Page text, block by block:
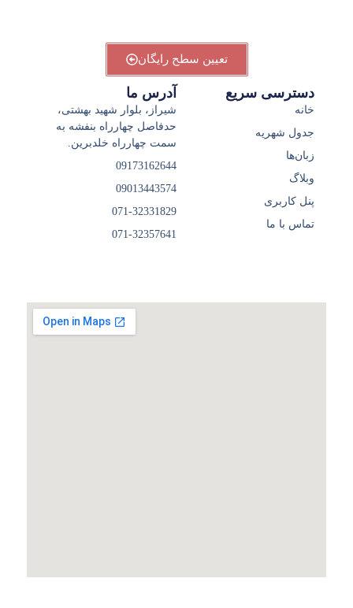
تعیین سطح رایگان
دسترسی سریع
خانه
جدول شهریه
زبان‌ها
وبلاگ
پنل کاربری
تماس با ما
آدرس ما
شیراز، بلوار شهید بهشتی،
حدفاصل چهارراه بنفشه به
سمت چهارراه خلدبرین.
09173162644
09013443574
071-32331829
071-32357641